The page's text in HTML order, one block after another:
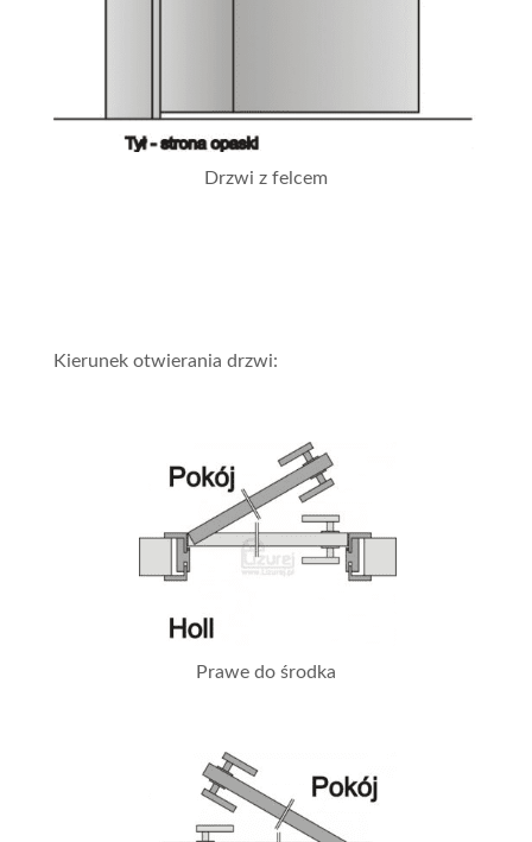
Drzwi z felcem
Kierunek otwierania drzwi:
Prawe do środka